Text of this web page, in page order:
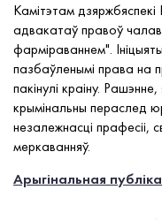
Камітэтам
адвакатаў правоў
фарміраваннем".
пазбаўленымі права на
пакінулі краіну.
крымінальны пераслед
незалежнасці прафесіі,
меркаванняў.
Арыгінальная